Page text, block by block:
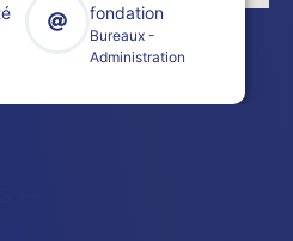
fondation
Bureaux -
Administration